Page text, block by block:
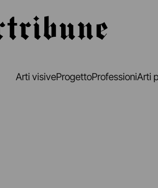
Arti visiveProgettoProfessioniArti